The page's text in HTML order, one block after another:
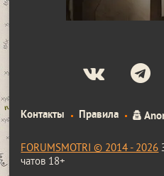
Контакты Правила
FORUMSMOTRI © 2014 - 2026
чатов 18+